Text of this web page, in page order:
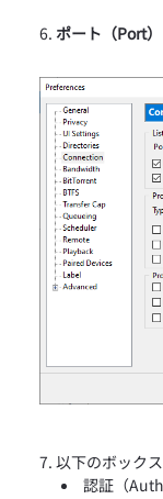
ポート（Port）
以下のボック
認証（